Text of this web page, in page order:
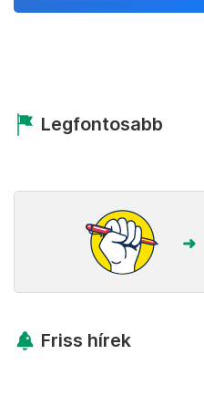
Legfontosabb
Friss hírek